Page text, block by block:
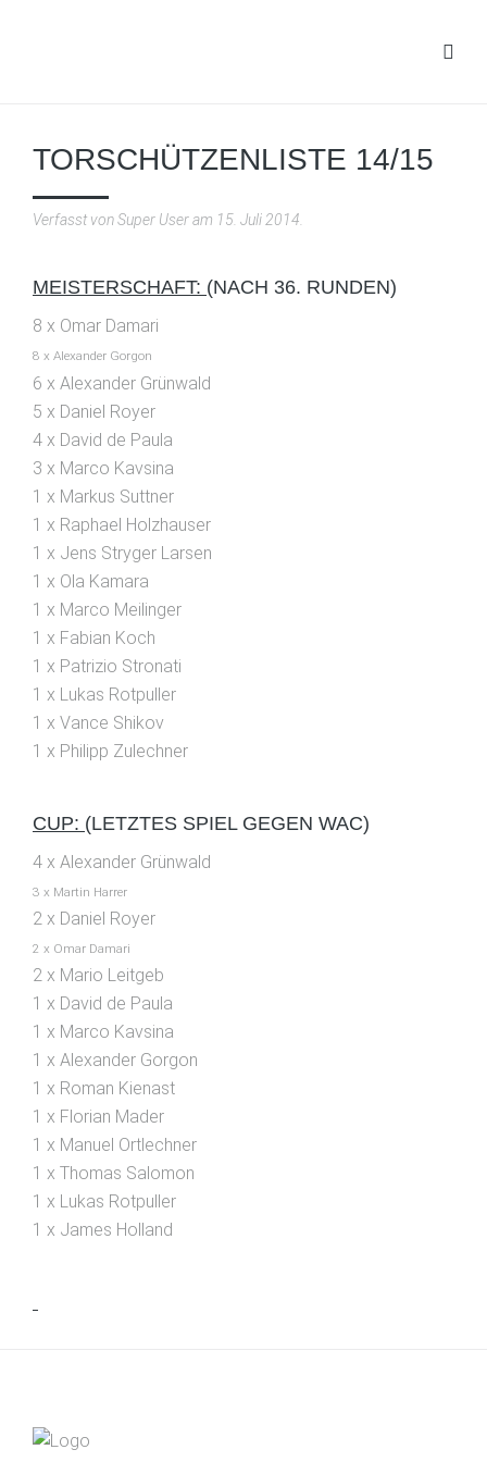
TORSCHÜTZENLISTE 14/15
Verfasst von Super User am 15. Juli 2014
MEISTERSCHAFT: (NACH 36. RUNDEN)
8 x Omar Damari
8 x Alexander Gorgon
6 x Alexander Grünwald
5 x Daniel Royer
4 x David de Paula
3 x Marco Kavsina
1 x Markus Suttner
1 x Raphael Holzhauser
1 x Jens Stryger Larsen
1 x Ola Kamara
1 x Marco Meilinger
1 x Fabian Koch
1 x Patrizio Stronati
1 x Lukas Rotpuller
1 x Vance Shikov
1 x Philipp Zulechner
CUP: (LETZTES SPIEL GEGEN WAC)
4 x Alexander Grünwald
3 x Martin Harrer
2 x Daniel Royer
2 x Omar Damari
2 x Mario Leitgeb
1 x David de Paula
1 x Marco Kavsina
1 x Alexander Gorgon
1 x Roman Kienast
1 x Florian Mader
1 x Manuel Ortlechner
1 x Thomas Salomon
1 x Lukas Rotpuller
1 x James Holland